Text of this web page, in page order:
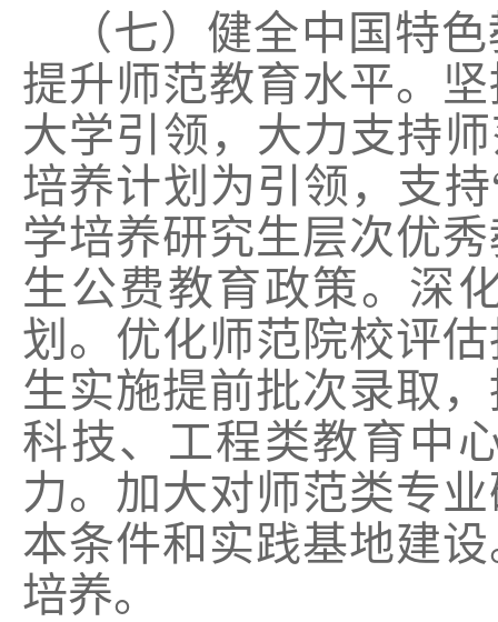
（七）健全中国特
提升师范教育水平。
大学引领，大力支持
培养计划为引领，支
学培养研究生层次优
生公费教育政策。深
划。优化师范院校评
生实施提前批次录取
科技、工程类教育中
力。加大对师范类专
本条件和实践基地建
培养。